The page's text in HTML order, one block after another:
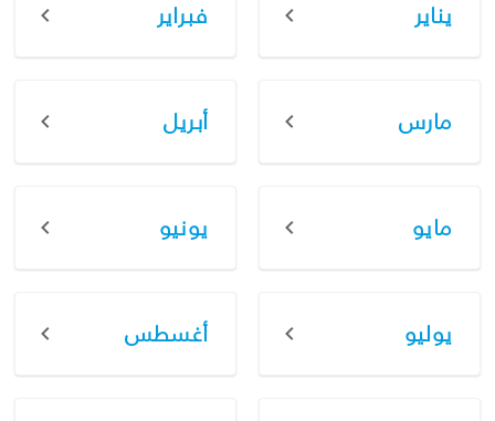
يناير فبراير
مارس أبريل
مايو يونيو
يوليو أغسطس